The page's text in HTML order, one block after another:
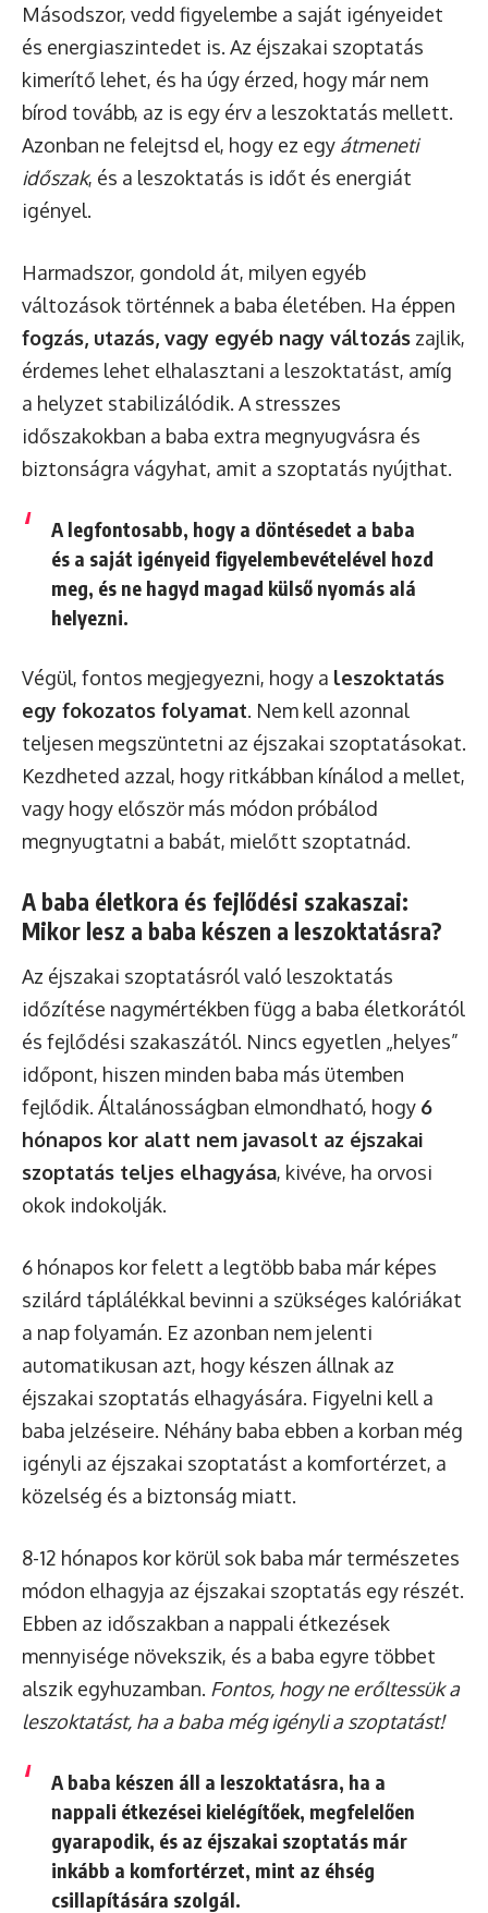
Másodszor, vedd figyelembe a saját igényeidet
és energiaszintedet is. Az éjszakai szoptatás
kimerítő lehet, és ha úgy érzed, hogy már nem
bírod tovább, az is egy érv a leszoktatás mellett.
Azonban ne felejtsd el, hogy ez egy átmeneti
időszak, és a leszoktatás is időt és energiát
igényel.
Harmadszor, gondold át, milyen egyéb
változások történnek a baba életében. Ha éppen
fogzás, utazás, vagy egyéb nagy változás zajlik,
érdemes lehet elhalasztani a leszoktatást, amíg
a helyzet stabilizálódik. A stresszes
időszakokban a baba extra megnyugvásra és
biztonságra vágyhat, amit a szoptatás nyújthat.
A legfontosabb, hogy a döntésedet a baba
és a saját igényeid figyelembevételével hozd
meg, és ne hagyd magad külső nyomás alá
helyezni.
Végül, fontos megjegyezni, hogy a leszoktatás
egy fokozatos folyamat. Nem kell azonnal
teljesen megszüntetni az éjszakai szoptatásokat.
Kezdheted azzal, hogy ritkábban kínálod a mellet,
vagy hogy először más módon próbálod
megnyugtatni a babát, mielőtt szoptatnád.
A baba életkora és fejlődési szakaszai:
Mikor lesz a baba készen a leszoktatásra?
Az éjszakai szoptatásról való leszoktatás
időzítése nagymértékben függ a baba életkorától
és fejlődési szakaszától. Nincs egyetlen „helyes”
időpont, hiszen minden baba más ütemben
fejlődik. Általánosságban elmondható, hogy 6
hónapos kor alatt nem javasolt az éjszakai
szoptatás teljes elhagyása, kivéve, ha orvosi
okok indokolják.
6 hónapos kor felett a legtöbb baba már képes
szilárd táplálékkal bevinni a szükséges kalóriákat
a nap folyamán. Ez azonban nem jelenti
automatikusan azt, hogy készen állnak az
éjszakai szoptatás elhagyására. Figyelni kell a
baba jelzéseire. Néhány baba ebben a korban még
igényli az éjszakai szoptatást a komfortérzet, a
közelség és a biztonság miatt.
8-12 hónapos kor körül sok baba már természetes
módon elhagyja az éjszakai szoptatás egy részét.
Ebben az időszakban a nappali étkezések
mennyisége növekszik, és a baba egyre többet
alszik egyhuzamban. Fontos, hogy ne erőltessük a
leszoktatást, ha a baba még igényli a szoptatást!
A baba készen áll a leszoktatásra, ha a
nappali étkezései kielégítőek, megfelelően
gyarapodik, és az éjszakai szoptatás már
inkább a komfortérzet, mint az éhség
csillapítására szolgál.